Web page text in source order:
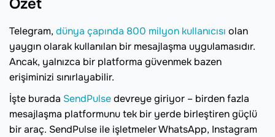
Telegram, dünya çapında 800 milyon kullanıcısı olan
yaygın olarak kullanılan bir mesajlaşma uygulamasıdır.
Ancak, yalnızca bir platforma güvenmek bazen
erişiminizi sınırlayabilir.
İşte burada SendPulsedevreye giriyor – birden fazla
mesajlaşma platformunu tek bir yerde birleştiren güçlü
bir araç. SendPulse ile işletmeler WhatsApp, Instagram